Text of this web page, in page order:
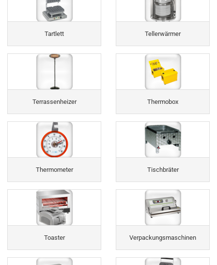
Tartlett Tellerwärmer
Terrassenheizer Thermobox
Thermometer Tischbräter
Toaster Verpackungsmaschinen